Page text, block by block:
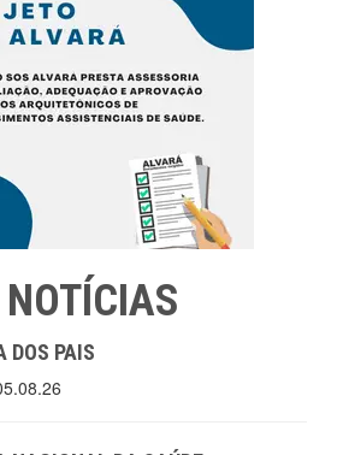
DOS PAIS